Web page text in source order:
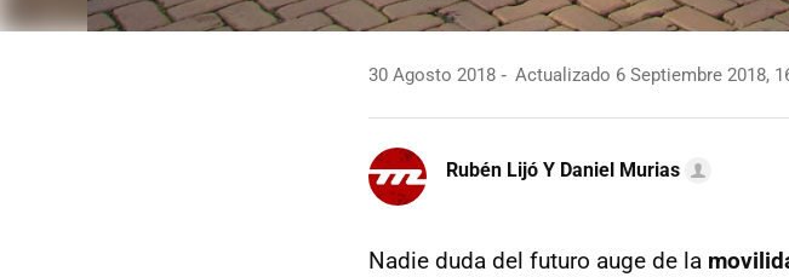
30 Agosto 2018 Actualizado 6 Septiembre 2018,
Rubén Lijó Y Daniel Murias
Nadie duda del futuro auge de la